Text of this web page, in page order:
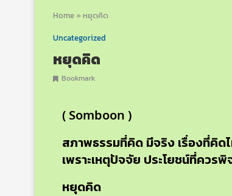
Home »หยุดคิด
Uncategorized
หยุดคิด
Bookmark
( Somboon )
สภาพธรรมที่คิด มีจริง เรื่องที่คิด
เพราะเหตุปัจจัย ประโยชน์ที่ควร
หยุดคิด